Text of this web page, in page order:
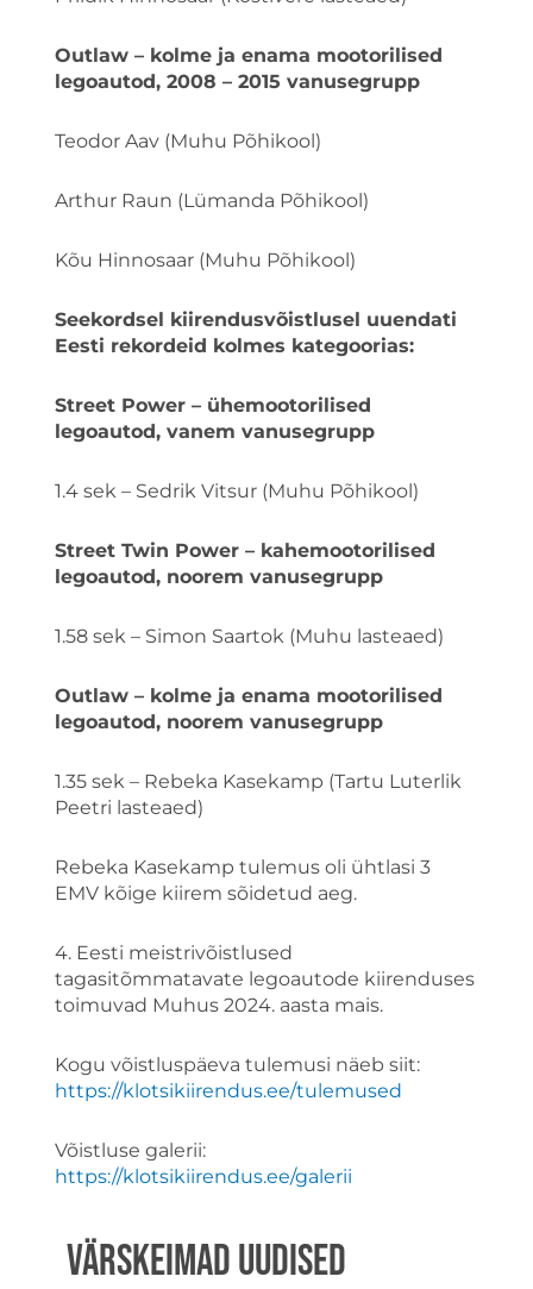
Outlaw – kolme ja enama mootorilised
legoautod, 2008 – 2015 vanusegrupp
Teodor Aav (Muhu Põhikool)
Arthur Raun (Lümanda Põhikool)
Kõu Hinnosaar (Muhu Põhikool)
Seekordsel kiirendusvõistlusel uuendati
Eesti rekordeid kolmes kategoorias:
Street Power – ühemootorilised
legoautod, vanem vanusegrupp
1.4 sek – Sedrik Vitsur (Muhu Põhikool)
Street Twin Power – kahemootorilised
legoautod, noorem vanusegrupp
1.58 sek – Simon Saartok (Muhu lasteaed)
Outlaw – kolme ja enama mootorilised
legoautod, noorem vanusegrupp
1.35 sek – Rebeka Kasekamp (Tartu Luterlik
Peetri lasteaed)
Rebeka Kasekamp tulemus oli ühtlasi 3
EMV kõige kiirem sõidetud aeg.
4. Eesti meistrivõistlused
tagasitõmmatavate legoautode kiirenduses
toimuvad Muhus 2024. aasta mais.
Kogu võistluspäeva tulemusi näeb siit:
https://klotsikiirendus.ee/tulemused
Võistluse galerii:
https://klotsikiirendus.ee/galerii
VÄRSKEIMAD UUDISED